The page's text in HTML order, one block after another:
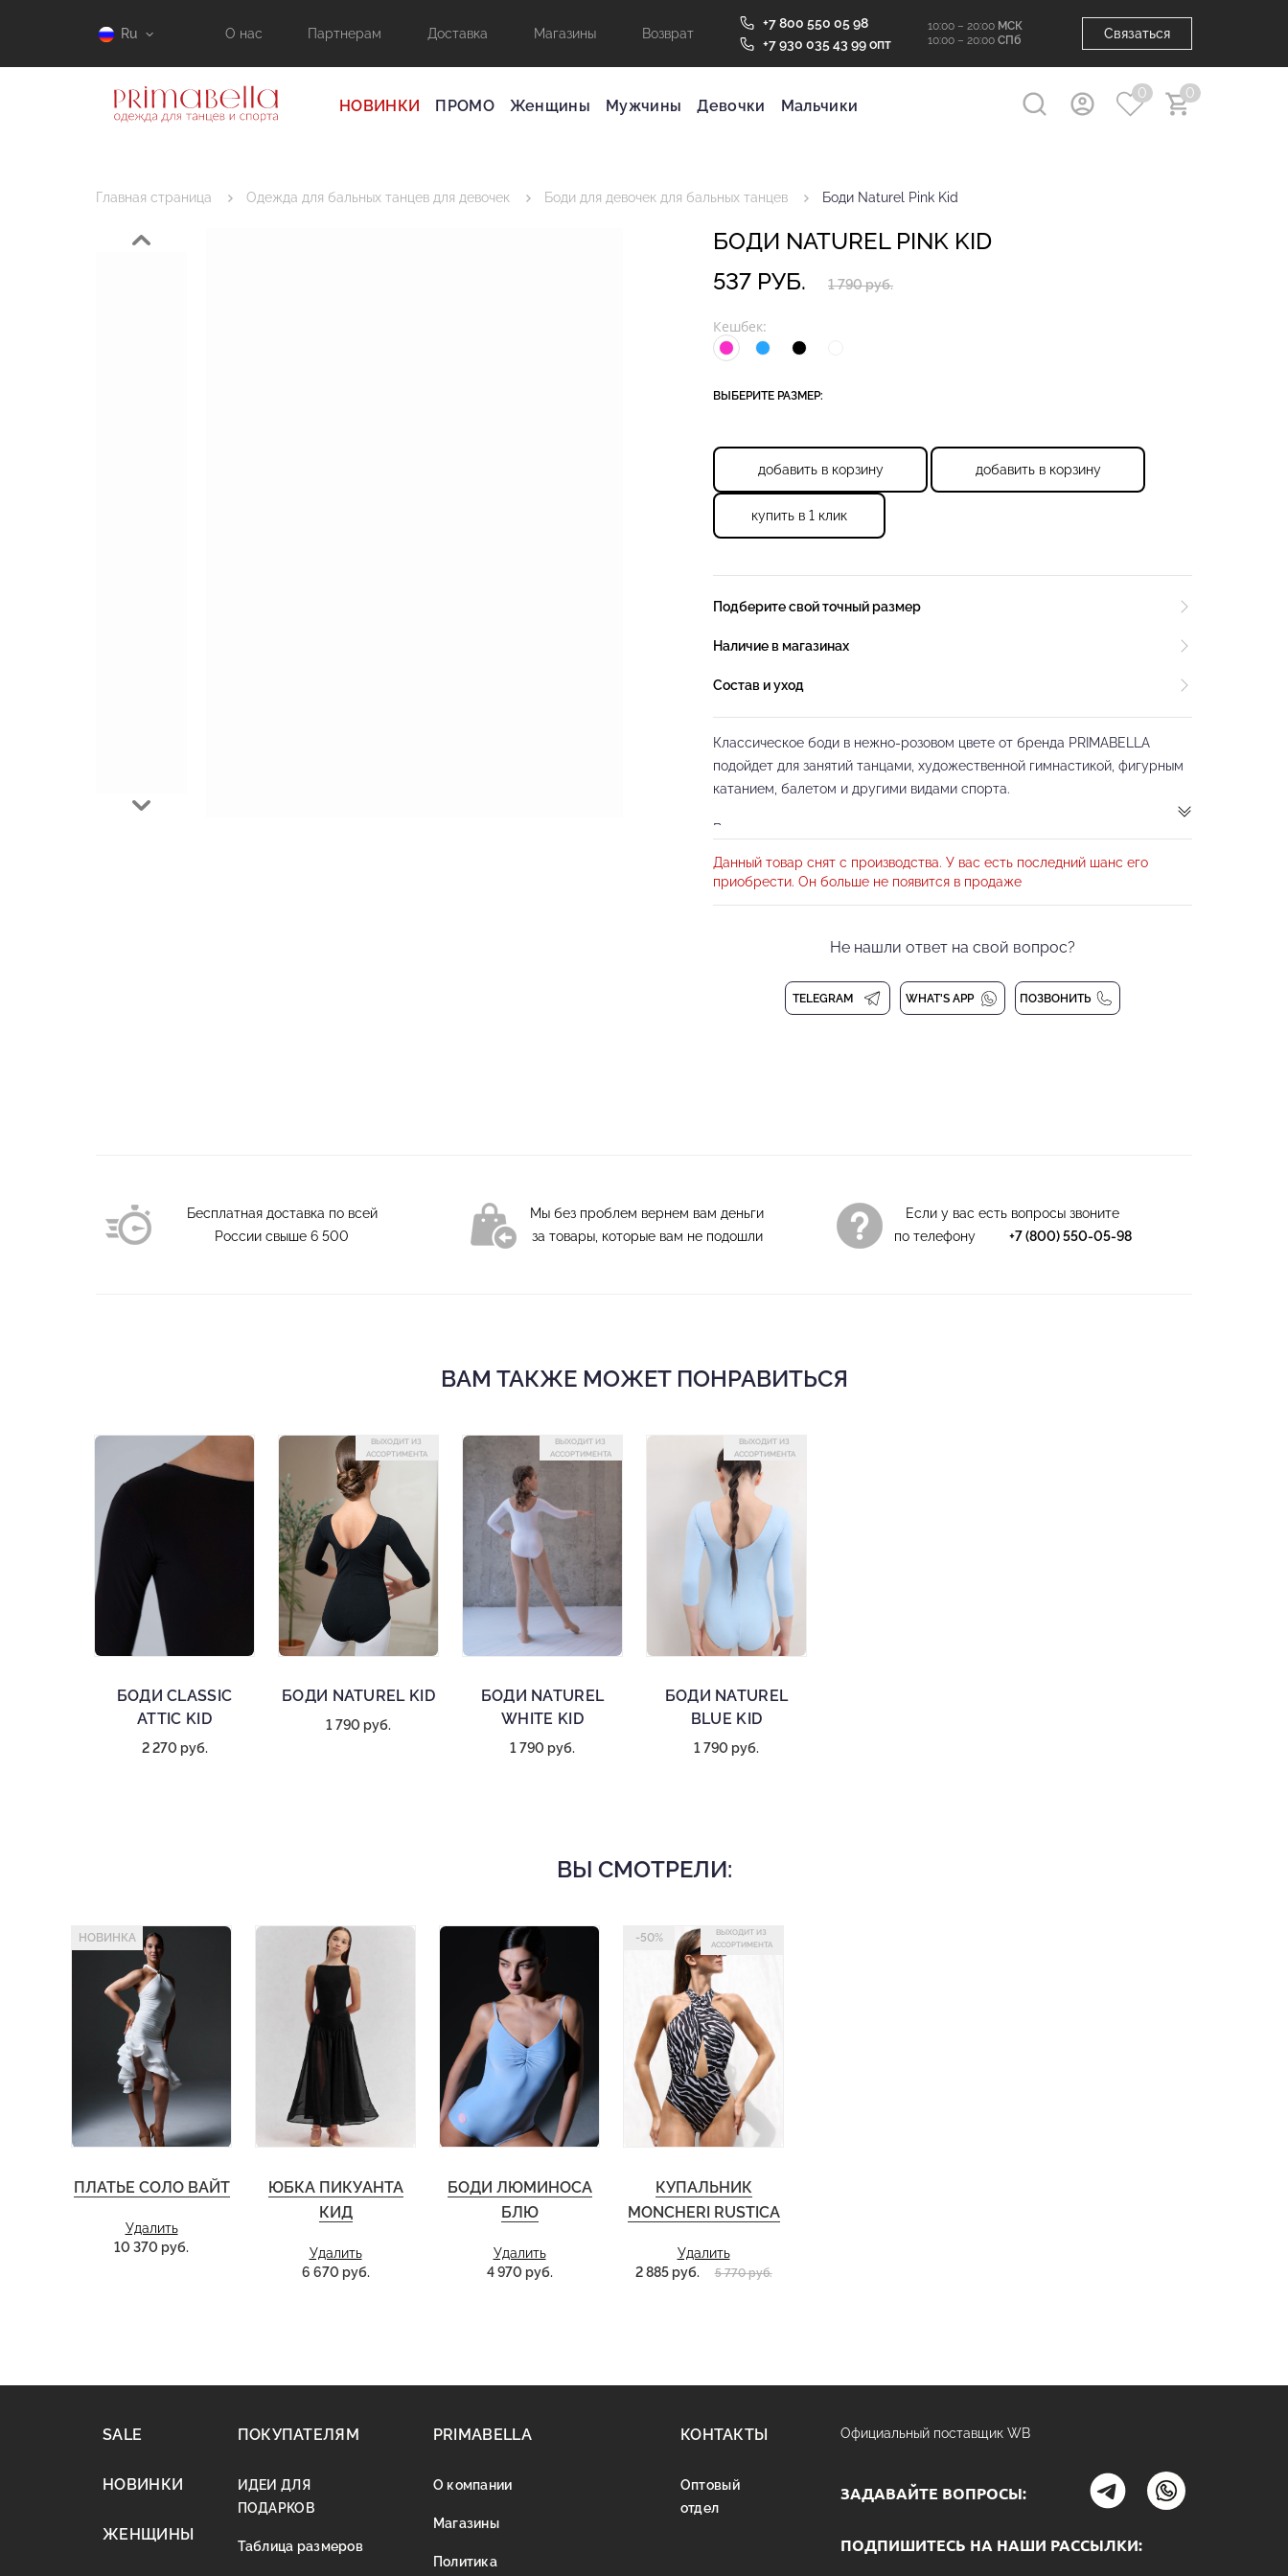
Ru О нас Партнерам Доставка Магазины Возврат
+7 800 550 05 98
+7 930 035 43 99 опт
10:00 – 20:00 МСК
10:00 – 20:00 СПб Связаться
НОВИНКИ ПРОМО Женщины Мужчины Девочки Мальчики
0 0
Главная страница Одежда для бальных танцев для девочек Боди для девочек для бальных танцев Боди Naturel Pink Kid
БОДИ NATUREL PINK KID
537 РУБ.
1 790 руб.
Кешбек:
ВЫБЕРИТЕ РАЗМЕР:
добавить в корзину добавить в корзину
купить в 1 клик
Подберите свой точный размер
Наличие в магазинах
25%
Состав и уход
Классическое боди в нежно-розовом цвете от бренда PRIMABELLA
подойдет для занятий танцами, художественной гимнастикой, фигурным
катанием, балетом и другими видами спорта.
Выполнено из нежного, мягкого хлопка приятного на ощупь, в котором
просвечивает. Прекрасно сидит по фигуре. Легко стирается, быстро
Отлично сочетается с любыми изделиями любой танцевальной
программы. Позвольте своему ребенку выглядеть безупречно вместе с
PRIMABELLA.
Данный товар снят с производства. У вас есть последний шанс его
приобрести. Он больше не появится в продаже
Не нашли ответ на свой вопрос?
TELEGRAM WHAT'S APP ПОЗВОНИТЬ
Бесплатная доставка по всей
России свыше 6 500
Мы без проблем вернем вам деньги
за товары, которые вам не подошли
Если у вас есть вопросы звоните
по телефону
+7 (800) 550-05-98
ВАМ ТАКЖЕ МОЖЕТ ПОНРАВИТЬСЯ
БОДИ CLASSIC
ATTIC KID
2 270 руб.
ВЫХОДИТ ИЗ
АССОРТИМЕНТА
БОДИ NATUREL KID
1 790 руб.
ВЫХОДИТ ИЗ
АССОРТИМЕНТА
БОДИ NATUREL
WHITE KID
1 790 руб.
ВЫХОДИТ ИЗ
АССОРТИМЕНТА
БОДИ NATUREL
BLUE KID
1 790 руб.
ВЫ СМОТРЕЛИ:
НОВИНКА
ПЛАТЬЕ СОЛО ВАЙТ
Удалить
10 370 руб.
ЮБКА ПИКУАНТА
КИД
Удалить
6 670 руб.
БОДИ ЛЮМИНОСА
БЛЮ
Удалить
4 970 руб.
ВЫХОДИТ ИЗ
АССОРТИМЕНТА
-50%
КУПАЛЬНИК
MONCHERI RUSTICA
Удалить
2 885 руб.
5 770 руб.
SALE
НОВИНКИ
ЖЕНЩИНЫ
ПОКУПАТЕЛЯМ
ИДЕИ ДЛЯ
ПОДАРКОВ
Таблица размеров
PRIMABELLA
О компании
Магазины
Политика
КОНТАКТЫ
Оптовый
отдел
Официальный поставщик WB
ЗАДАВАЙТЕ ВОПРОСЫ:
ПОДПИШИТЕСЬ НА НАШИ РАССЫЛКИ: